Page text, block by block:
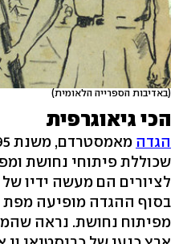
(באדיבות הספרייה הלאומית)
הכי גיאוגרפית
הגדה
שכוללת פיתוחי נחושת
לציורים הם מעשה ידיו
בסוף ההגדה מופיעה מפת
מפיתוח נחושת. נראה